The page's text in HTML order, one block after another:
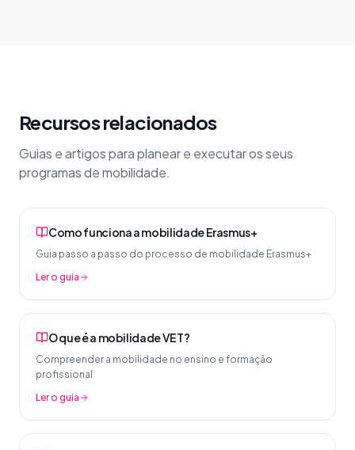
Recursos relacionados
Guias e artigos para planear e executar os seus
programas de mobilidade.
Como funciona a mobilidade Erasmus+
Guia passo a passo do processo de mobilidade Erasmus+
Ler o guia
O que é a mobilidade VET?
Compreender a mobilidade no ensino e formação
profissional
Ler o guia